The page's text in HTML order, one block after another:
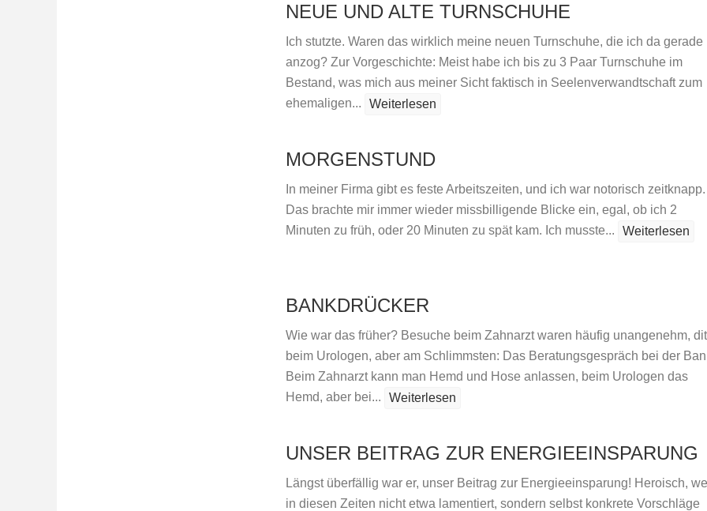
NEUE UND ALTE TURNSCHUHE
Ich stutzte. Waren das wirklich meine neuen Turnschuhe, die ich da gerade
anzog? Zur Vorgeschichte: Meist habe ich bis zu 3 Paar Turnschuhe im
Bestand, was mich aus meiner Sicht faktisch in Seelenverwandtschaft zum
ehemaligen...
Weiterlesen
MORGENSTUND
In meiner Firma gibt es feste Arbeitszeiten, und ich war notorisch zeitknapp.
Das brachte mir immer wieder missbilligende Blicke ein, egal, ob ich 2
Minuten zu früh, oder 20 Minuten zu spät kam. Ich musste...
Weiterlesen
BANKDRÜCKER
Wie war das früher? Besuche beim Zahnarzt waren häufig unangenehm,
beim Urologen, aber am Schlimmsten: Das Beratungsgespräch bei der
Beim Zahnarzt kann man Hemd und Hose anlassen, beim Urologen das
Hemd, aber bei...
Weiterlesen
UNSER BEITRAG ZUR ENERGIEEINSPARUNG
Längst überfällig war er, unser Beitrag zur Energieeinsparung! Heroisch,
in diesen Zeiten nicht etwa lamentiert, sondern selbst konkrete Vorschläge